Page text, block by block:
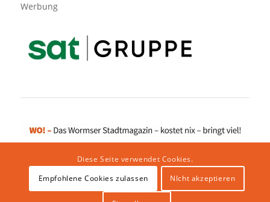
Werbung
Impressum|Datenschutzerklärung|Website von klicklabor.de |
Diese Seite verwendet Cookies.
Empfohlene Cookies zulassen
NIcht akzeptieren